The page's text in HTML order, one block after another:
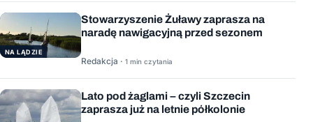
NA LĄDZIE
Stowarzyszenie Żuławy zaprasza na
naradę nawigacyjną przed sezonem
Redakcja · 1 min czytania
Lato pod żaglami – czyli Szczecin
zaprasza już na letnie półkolonie